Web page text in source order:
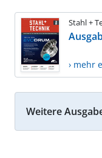
Stahl +
› mehr
Weitere